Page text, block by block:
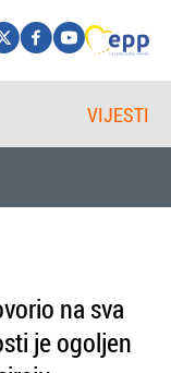
VIJESTI
na sva
je ogoljen